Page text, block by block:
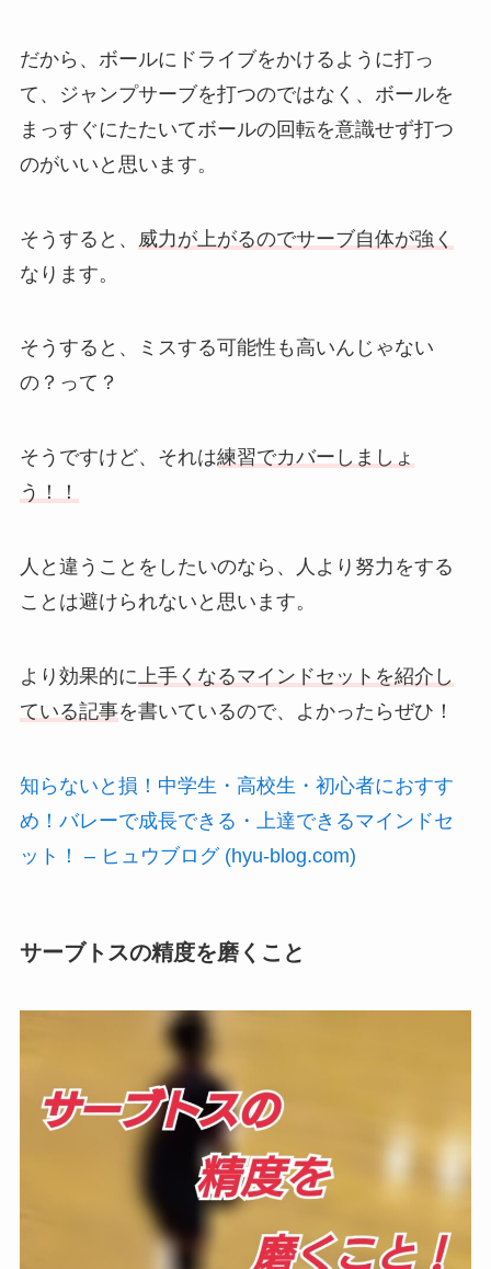
だから、ボールにドライブをかけるように打っ
て、ジャンプサーブを打つのではなく、ボールを
まっすぐにたたいてボールの回転を意識せず打つ
のがいいと思います。
そうすると、
威力が上がるのでサーブ自体が強く
なります。
そうすると、ミスする可能性も高いんじゃない
の？って？
そうですけど、それは練習でカバーしましょ
う！！
人と違うことをしたいのなら、人より努力をする
ことは避けられないと思います。
より効果的に 上手くなるマインドセットを紹介し
ている記事を書いているので、よかったらぜひ！
知らないと損！中学生・高校生・初心者におすす
め！バレーで成長できる・上達できるマインドセ
ット！ – ヒュウブログ (hyu-blog.com)
サーブトスの精度を磨くこと